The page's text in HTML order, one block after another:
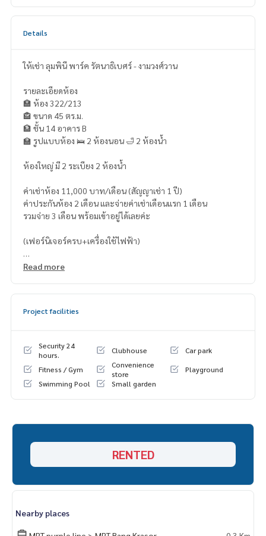
Details
ให้เช่า ลุมพินี พาร์ค รัตนาธิเบศร์ - งามวงศ์วาน
รายละเอียดห้อง
🏣 ห้อง 322/213
🏤 ขนาด 45 ตร.ม.
🏦 ชั้น 14 อาคาร B
🏫 รูปแบบห้อง 🛌 2 ห้องนอน 🛁 2 ห้องน้ำ
ห้องใหญ่ มี 2 ระเบียง 2 ห้องน้ำ
ค่าเช่าห้อง 11,000 บาท/เดือน (สัญญาเช่า 1 ปี)
ค่าประกันห้อง 2 เดือน และจ่ายค่าเช่าเดือนแรก 1 เดือน
รวมจ่าย 3 เดือน พร้อมเข้าอยู่ได้เลยค่ะ
(เฟอร์นิเจอร์ครบ+เครื่องใช้ไฟฟ้า)
🌼 แอร์
🌼 เครื่องทำน้ำอุ่น
Read more
Project facilities
Security 24
hours.
Clubhouse
Car park
Fitness / Gym
Convenience
store
Playground
Swimming Pool
Small garden
RENTED
Nearby places